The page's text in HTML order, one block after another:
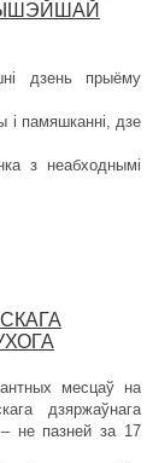
дзень прыёму
і памяшканні, дзе
з неабходнымі
месцаў на
дзяржаўнага
– не пазней за 17